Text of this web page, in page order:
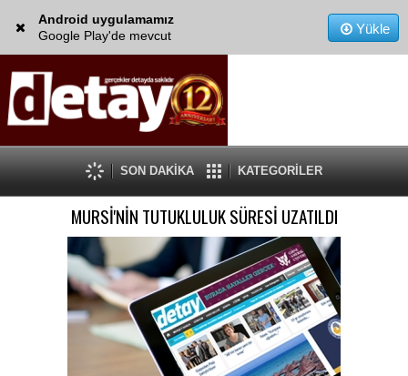
Android uygulamamız
Google Play'de mevcut
Yükle
SON DAKİKA KATEGORİLER
MURSİ'NİN TUTUKLULUK SÜRESİ UZATILDI